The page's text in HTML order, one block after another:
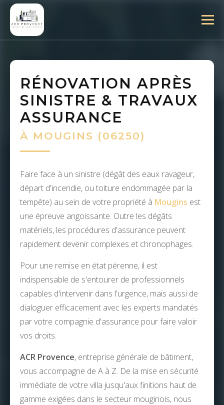
RÉNOVATION APRÈS
SINISTRE & TRAVAUX
ASSURANCE
À MOUGINS (06250)
Faire face à un sinistre (dégât des eaux ravageur,
départ d'incendie, ou toiture endommagée par la
tempête) au sein de votre propriété à Mougins est
une épreuve angoissante. Outre les dégâts
matériels, les procédures d'assurance peuvent
rapidement devenir complexes et chronophages.
Pour une remise en état pérenne, il est
indispensable de s'entourer de professionnels
capables d'intervenir dans l'urgence, mais aussi de
dialoguer efficacement avec les experts mandatés
par votre compagnie d'assurance pour faire valoir
vos droits.
ACR Provence, entreprise générale de bâtiment,
vous accompagne de A à Z. De la mise en sécurité
immédiate de votre villa jusqu'aux finitions haut de
gamme exigées dans le secteur mouginois, nous